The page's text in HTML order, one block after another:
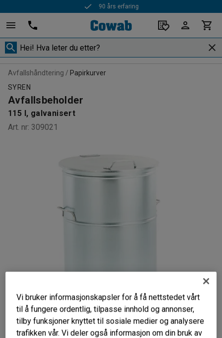
90 års erfaring
Avfallshåndtering
Papirkurver
SYREN
Avfallsbeholder
115 l, galvanisert
Art. nr: 309021
Vi bruker informasjonskapsler for å få nettstedet vårt
til å fungere ordentlig, tilpasse innhold og annonser,
tilby funksjoner knyttet til sosiale medier og analysere
trafikken vår. Vi deler også informasjon om din bruk av